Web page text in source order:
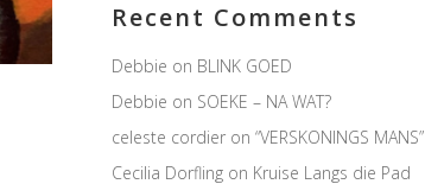
Recent Comments
Debbie on BLINK GOED
Debbie on SOEKE – NA WAT?
celeste cordieron “VERSKONINGS MANS”
Cecilia Dorflingon Kruise Langs die Pad